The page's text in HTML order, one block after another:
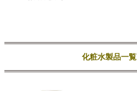
化粧水製品一覧